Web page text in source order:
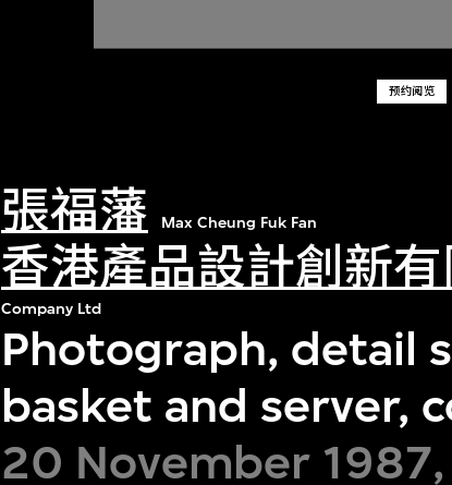
预约阅览
張福藩 Max Cheung Fuk Fan
香港產品設計創新
Company Ltd
Photograph, detail
basket and server,
20 November